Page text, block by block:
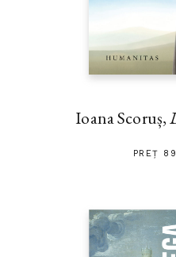
Ioana Scoruș,
PREȚ